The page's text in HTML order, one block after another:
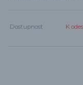
Dostupnost K